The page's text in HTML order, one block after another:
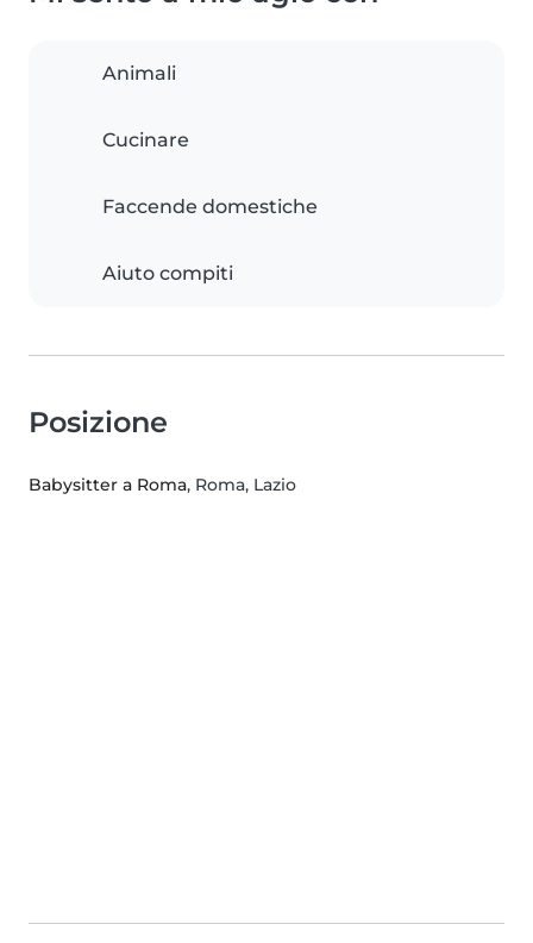
Animali
Cucinare
Faccende domestiche
Aiuto compiti
Posizione
Babysitter a Roma, Roma, Lazio